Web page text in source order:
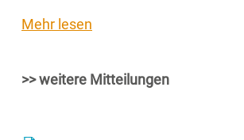
Mehr lesen
>> weitere Mitteilungen